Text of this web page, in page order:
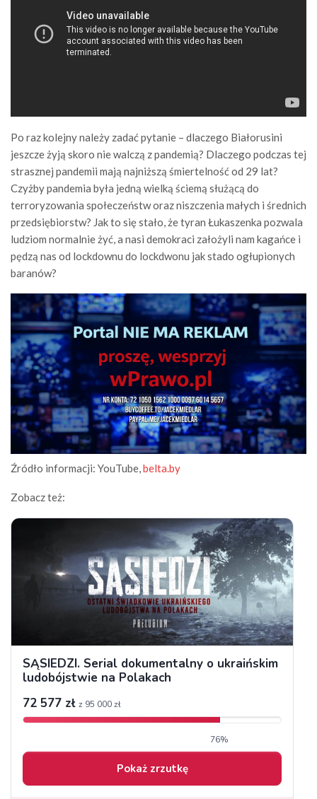
Po raz kolejny należy zadać pytanie – dlaczego Białorusini
jeszcze żyją skoro nie walczą z pandemią? Dlaczego podczas tej
strasznej pandemii mają najniższą śmiertelność od 29 lat?
Czyżby pandemia była jedną wielką ściemą służącą do
terroryzowania społeczeństw oraz niszczenia małych i średnich
przedsiębiorstw? Jak to się stało, że tyran Łukaszenka pozwala
ludziom normalnie żyć, a nasi demokraci założyli nam kagańce i
pędzą nas od lockdownu do lockdwonu jak stado ogłupionych
baranów?
Źródło informacji: YouTube,belta.by
Zobacz też: